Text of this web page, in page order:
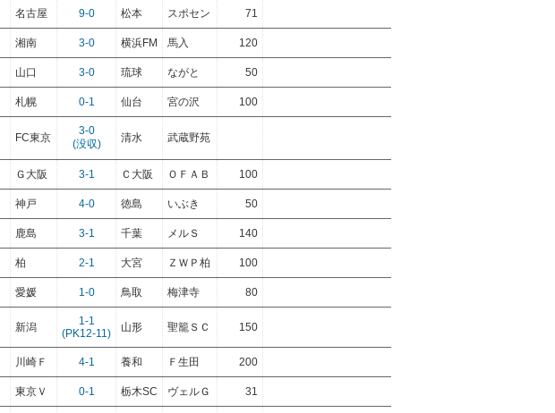
名古屋 9-0 松本 スポセン 71
湘南 3-0 横浜FM 馬入 120
山口 3-0 琉球 ながと 50
札幌 0-1 仙台 宮の沢 100
FC東京
3-0
(没収)
清水 武蔵野苑
Ｇ大阪 3-1 Ｃ大阪 ＯＦＡＢ 100
神戸 4-0 徳島 いぶき 50
鹿島 3-1 千葉 メルＳ 140
柏 2-1 大宮 ＺＷＰ柏 100
愛媛 1-0 鳥取 梅津寺 80
新潟
1-1
(PK12-11)
山形 聖籠ＳＣ 150
川崎Ｆ 4-1 養和 Ｆ生田 200
東京Ｖ 0-1 栃木SC ヴェルＧ 31